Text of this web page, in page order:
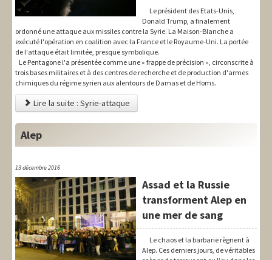
Social
Thèmes
Le président des Etats-Unis,
Donald Trump, a finalement
ordonné une attaque aux missiles contre la Syrie. La Maison-Blanche a
exécuté l'opération en coalition avec la France et le Royaume-Uni. La portée
de l'attaque était limitée, presque symbolique.
Le Pentagone l'a présentée comme une « frappe de précision », circonscrite à
trois bases militaires et à des centres de recherche et de production d'armes
chimiques du régime syrien aux alentours de Damas et de Homs.
Lire la suite : Syrie-attaque
Alep
13 décembre 2016
Assad et la Russie
transforment Alep en
une mer de sang
Le chaos et la barbarie règnent à
Alep. Ces derniers jours, de véritables